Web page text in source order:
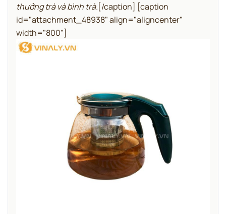
thưởng trà và bình trà.[/caption] [caption
id="attachment_48938" align="aligncenter"
width="800"]